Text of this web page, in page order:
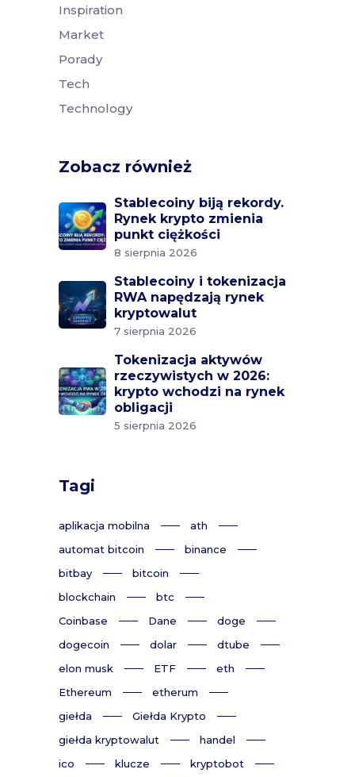
Inspiration
Market
Porady
Tech
Technology
Zobacz również
Stablecoiny biją rekordy.
Rynek krypto zmienia
punkt ciężkości
8 sierpnia 2026
Stablecoiny i tokenizacja
RWA napędzają rynek
kryptowalut
7 sierpnia 2026
Tokenizacja aktywów
rzeczywistych w 2026:
krypto wchodzi na rynek
obligacji
5 sierpnia 2026
Tagi
aplikacja mobilna
ath
automat bitcoin
binance
bitbay
bitcoin
blockchain
btc
Coinbase
Dane
doge
dogecoin
dolar
dtube
elon musk
ETF
eth
Ethereum
etherum
giełda
Giełda Krypto
giełda kryptowalut
handel
ico
klucze
kryptobot